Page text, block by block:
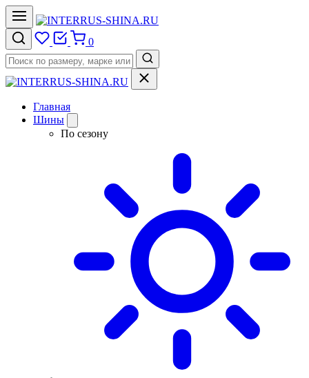
0
Главная
Шины
По сезону